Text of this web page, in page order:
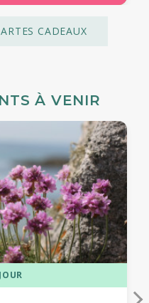
CADEAUX
À VENIR